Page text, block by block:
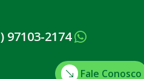
97103-2174
Fale Conosco